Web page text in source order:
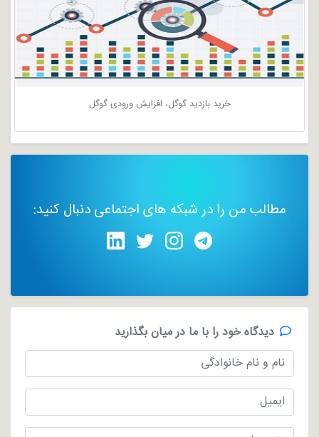
خرید بازدید گوگل، افزایش ورودی گوگل
مطالب من را در شبکه های اجتماعی دنبال کنید:
دیدگاه خود را با ما در میان بگذارید